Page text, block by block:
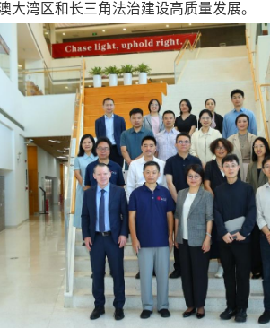
大湾区和长三角法治建设高质量发展。